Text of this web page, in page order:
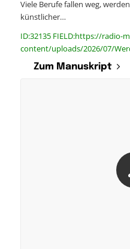
Viele Berufe fallen weg,
künstlicher…
ID:32135 FIELD:https://radio-
content/uploads/2026/07/
Zum Manuskript